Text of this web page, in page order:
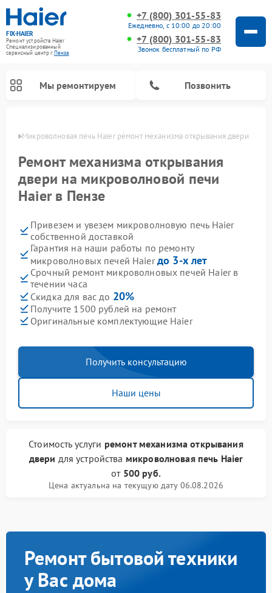
FIX-HAIER
Ремонт устройств Haier
Специализированный
cервисный центр г.Пенза
+7 (800) 301-55-83
Ежедневно, с 10:00 до 20:00
+7 (800) 301-55-83
Звонок бесплатный по РФ
Мы ремонтируем Позвонить
Микроволновая печь Haier ремонт механизма открывания двери
Ремонт механизма открывания
двери на микроволновой печи
Haier в Пензе
Привезем и увезем микроволновую печь Haier
собственной доставкой
Гарантия на наши работы по ремонту
микроволновых печей Haierдо 3-х лет
Срочный ремонт микроволновых печей Haier в
течении часа
Скидка для вас до 20%
Получите 1500 рублей на ремонт
Оригинальные комплектующие Haier
Получить консультацию
Наши цены
Стоимость услуги ремонт механизма открывания
двери для устройства микроволновая печь Haier
от 500 руб.
Цена актуальна на текущую дату 06.08.2026
Ремонт бытовой техники
у Вас дома